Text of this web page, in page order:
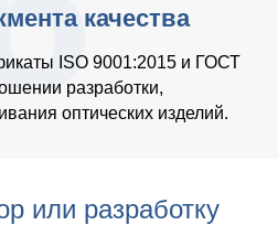
качества
ISO 9001:2015 и ГОСТ
разработки,
оптических изделий.
или разработку